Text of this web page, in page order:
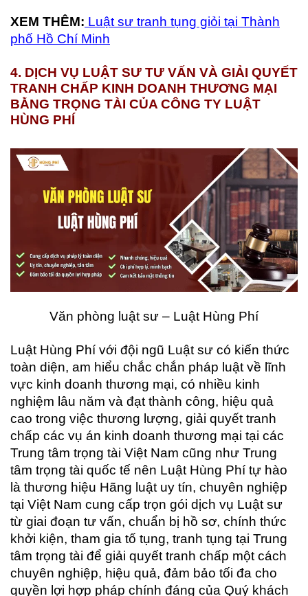
XEM THÊM: Luật sư tranh tụng giỏi tại Thành
phố Hồ Chí Minh
4. DỊCH VỤ LUẬT SƯ TƯ VẤN VÀ GIẢI QUYẾT
TRANH CHẤP KINH DOANH THƯƠNG MẠI
BẰNG TRỌNG TÀI CỦA CÔNG TY LUẬT
HÙNG PHÍ
Văn phòng luật sư – Luật Hùng Phí
Luật Hùng Phí với đội ngũ Luật sư có kiến thức
toàn diện, am hiểu chắc chắn pháp luật về lĩnh
vực kinh doanh thương mại, có nhiều kinh
nghiệm lâu năm và đạt thành công, hiệu quả
cao trong việc thương lượng, giải quyết tranh
chấp các vụ án kinh doanh thương mại tại các
Trung tâm trọng tài Việt Nam cũng như Trung
tâm trọng tài quốc tế nên Luật Hùng Phí tự hào
là thương hiệu Hãng luật uy tín, chuyên nghiệp
tại Việt Nam cung cấp trọn gói dịch vụ Luật sư
từ giai đoạn tư vấn, chuẩn bị hồ sơ, chính thức
khởi kiện, tham gia tố tụng, tranh tụng tại Trung
tâm trọng tài để giải quyết tranh chấp một cách
chuyên nghiệp, hiệu quả, đảm bảo tối đa cho
quyền lợi hợp pháp chính đáng của Quý khách